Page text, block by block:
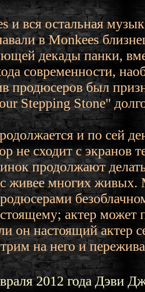
и вся остальная
в Monkees
декады панки,
современности,
продюсеров был
Stepping Stone"
и по сей
не сходит с экранов
продолжают
живее многих живых.
актер может
он настоящий актер
на него и
2012 года Дэви